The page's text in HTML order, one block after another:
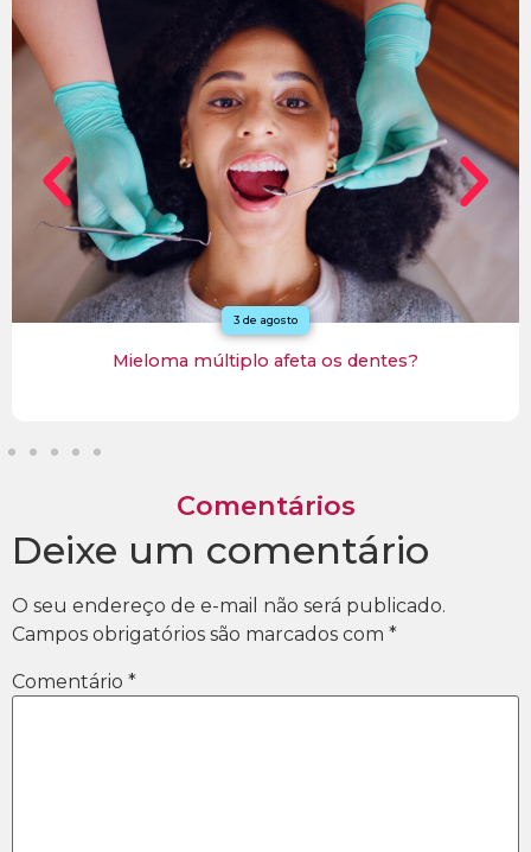
3 de agosto
Mieloma múltiplo afeta os dentes?
Comentários
Deixe um comentário
O seu endereço de e-mail não será publicado.
Campos obrigatórios são marcados com *
Comentário *